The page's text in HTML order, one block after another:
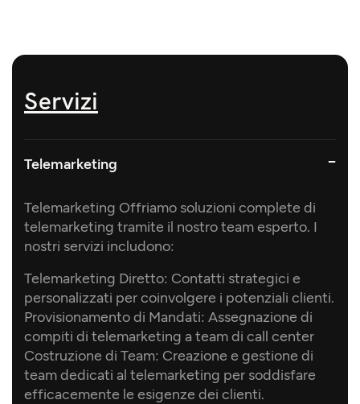
Servizi​
Telemarketing
Telemarketing Offriamo soluzioni complete di
telemarketing tramite il nostro team esperto. I
nostri servizi includono:
Telemarketing Diretto: Contatti strategici e
personalizzati per coinvolgere i potenziali clienti.
Provisionamento di Mandati: Assegnazione di
compiti di telemarketing a team di call center
Costruzione di Team: Creazione e gestione di
team dedicati al telemarketing per soddisfare
efficacemente le esigenze dei clienti.